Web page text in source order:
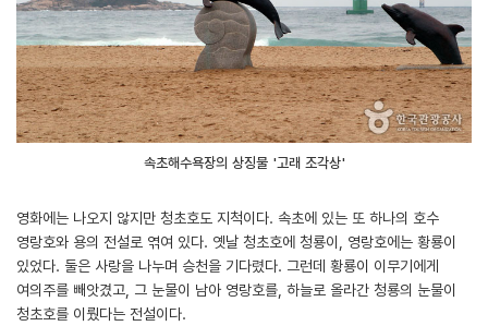
속초해수욕장의 상징물 '고래 조각상'
영화에는 나오지 않지만 청초호도 지척이다. 속초에 있는 또 하나의 호수
영랑호와 용의 전설로 엮여 있다. 옛날 청초호에 청룡이, 영랑호에는 황룡이
있었다. 둘은 사랑을 나누며 승천을 기다렸다. 그런데 황룡이 이무기에게
여의주를 빼앗겼고, 그 눈물이 남아 영랑호를, 하늘로 올라간 청룡의 눈물이
청초호를 이뤘다는 전설이다.